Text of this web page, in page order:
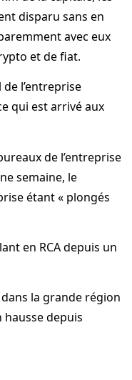
disparu sans en
avec eux
et de fiat.
l’entreprise
qui est arrivé aux
de l’entreprise
semaine, le
étant « plongés
en RCA depuis un
dans la grande région
hausse depuis